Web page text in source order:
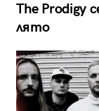
The Prodigy
лято